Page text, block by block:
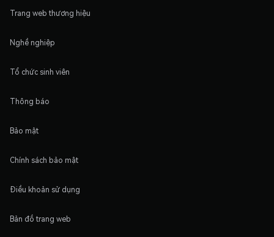
Trang web thương hiệu
Nghề nghiệp
Tổ chức sinh viên
Thông báo
Bảo mật
Chính sách bảo mật
Điều khoản sử dụng
Bản đồ trang web